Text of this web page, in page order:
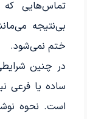
تماس‌هایی که
بی‌نتیجه
ختم نمی‌شود.
در چنین
ساده یا فرعی
است. نحوه